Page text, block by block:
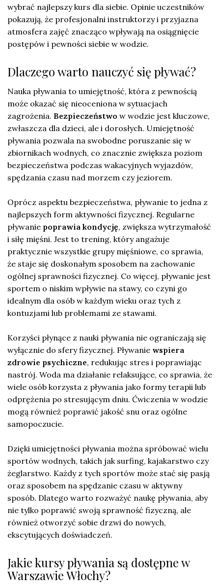
wybrać najlepszy kurs dla siebie. Opinie uczestników
pokazują, że profesjonalni instruktorzy i przyjazna
atmosfera zajęć znacząco wpływają na osiągnięcie
postępów i pewności siebie w wodzie.
Dlaczego warto nauczyć się pływać?
Nauka pływania to umiejętność, która z pewnością
może okazać się nieoceniona w sytuacjach
zagrożenia. Bezpieczeństwo w wodzie jest kluczowe,
zwłaszcza dla dzieci, ale i dorosłych. Umiejętność
pływania pozwala na swobodne poruszanie się w
zbiornikach wodnych, co znacznie zwiększa poziom
bezpieczeństwa podczas wakacyjnych wyjazdów,
spędzania czasu nad morzem czy jeziorem.
Oprócz aspektu bezpieczeństwa, pływanie to jedna z
najlepszych form aktywności fizycznej. Regularne
pływanie poprawia kondycję, zwiększa wytrzymałość
i siłę mięśni. Jest to trening, który angażuje
praktycznie wszystkie grupy mięśniowe, co sprawia,
że staje się doskonałym sposobem na zachowanie
ogólnej sprawności fizycznej. Co więcej, pływanie jest
sportem o niskim wpływie na stawy, co czyni go
idealnym dla osób w każdym wieku oraz tych z
kontuzjami lub problemami ze stawami.
Korzyści płynące z nauki pływania nie ograniczają się
wyłącznie do sfery fizycznej. Pływanie wspiera
zdrowie psychiczne, redukując stres i poprawiając
nastrój. Woda ma działanie relaksujące, co sprawia, że
wiele osób korzysta z pływania jako formy terapii lub
odprężenia po stresującym dniu. Ćwiczenia w wodzie
mogą również poprawić jakość snu oraz ogólne
samopoczucie.
Dzięki umiejętności pływania można spróbować wielu
sportów wodnych, takich jak surfing, kajakarstwo czy
żeglarstwo. Każdy z tych sportów może stać się pasją
oraz sposobem na spędzanie czasu w aktywny
sposób. Dlatego warto rozważyć naukę pływania, aby
nie tylko poprawić swoją sprawność fizyczną, ale
również otworzyć sobie drzwi do nowych,
ekscytujących doświadczeń.
Jakie kursy pływania są dostępne w
Warszawie Włochy?